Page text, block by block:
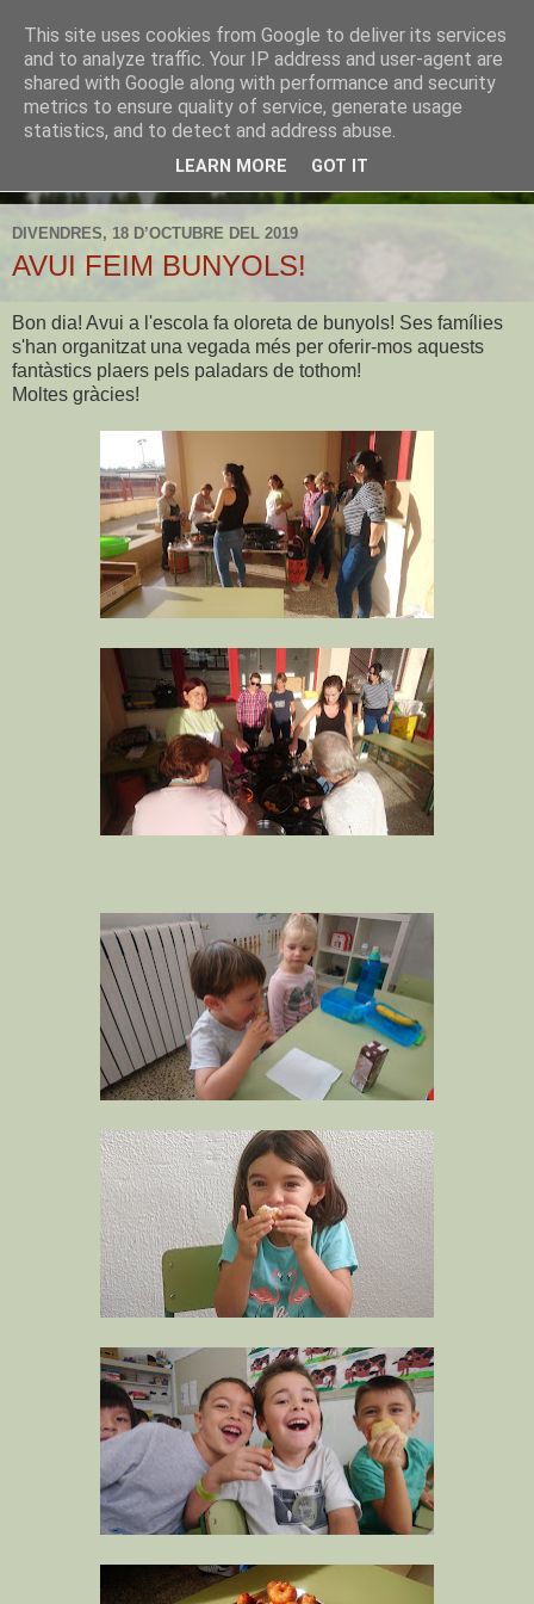
CEIP Establiments
L'espai web de l'escola d'Establiments
DIVENDRES, 18 D’OCTUBRE DEL 2019
AVUI FEIM BUNYOLS!
Bon dia! Avui a l'escola fa oloreta de bunyols! Ses famílies
s'han organitzat una vegada més per oferir-mos aquests
fantàstics plaers pels paladars de tothom!
Moltes gràcies!
This site uses cookies from Google to deliver its services
and to analyze traffic. Your IP address and user-agent are
shared with Google along with performance and security
metrics to ensure quality of service, generate usage
statistics, and to detect and address abuse.
LEARN MORE GOT IT